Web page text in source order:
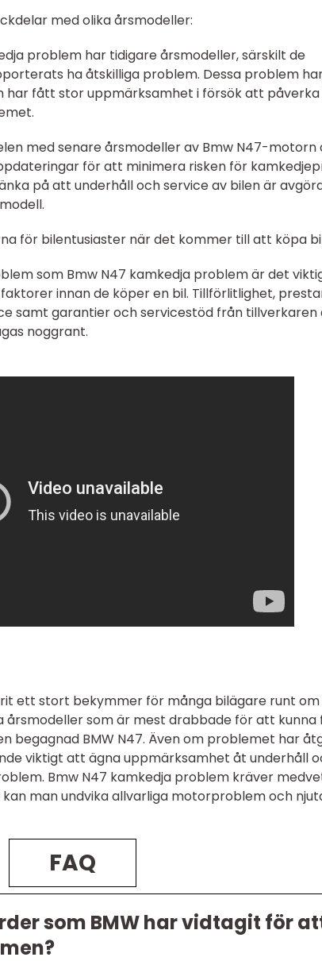
med olika årsmodeller:
problem har tidigare årsmodeller, särskilt de
ha åtskilliga problem. Dessa problem
fått stor uppmärksamhet i försök att påverka
med senare årsmodeller av Bmw N47-motorn
för att minimera risken för
på att underhåll och service av bilen är
för bilentusiaster när det kommer till att köpa
som Bmw N47 kamkedja problem är det
innan de köper en bil. Tillförlitlighet,
samt garantier och servicestöd från tillverkaren
noggrant.
ett stort bekymmer för många bilägare runt om
årsmodeller som är mest drabbade för att
begagnad BMW N47. Även om problemet har
viktigt att ägna uppmärksamhet åt underhåll
Bmw N47 kamkedja problem kräver
man undvika allvarliga motorproblem och
FAQ
som BMW har vidtagit för